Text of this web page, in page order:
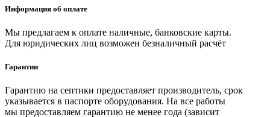
Информация об оплате
Мы предлагаем к оплате наличные, банковские карты.
Для юридических лиц возможен безналичный расчёт
Гарантии
Гарантию на септики предоставляет производитель, срок
указывается в паспорте оборудования. На все работы
мы предоставляем гарантию не менее года (зависит